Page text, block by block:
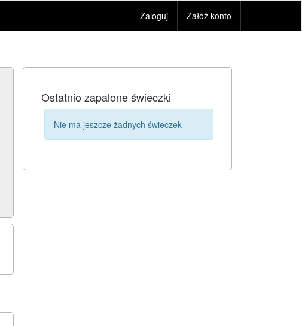
Zaloguj Załóż konto
Ostatnio zapalone świeczki
Nie ma jeszcze żadnych świeczek